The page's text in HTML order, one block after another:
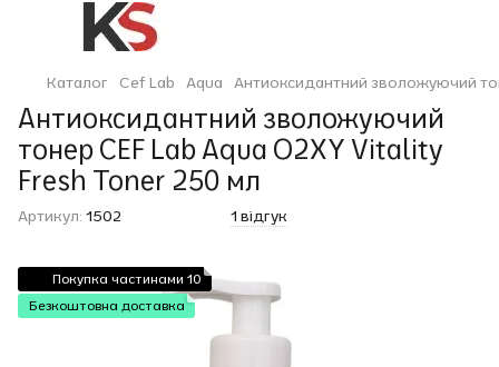
Каталог Cef Lab Aqua Антиоксидантний зволожуючий
Антиоксидантний зволожуючий
тонер CEF Lab Aqua O2XY Vitality
Fresh Toner 250 мл
Артикул: 1502 1 відгук
Покупка частинами 10
Безкоштовна доставка